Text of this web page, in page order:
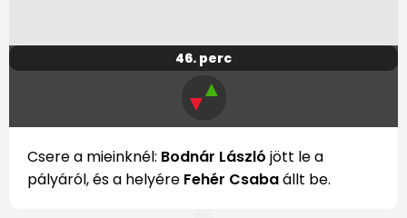
46. perc
▼▲
Csere a mieinknél: Bodnár László jött le a
pályáról, és a helyére Fehér Csabaállt be.